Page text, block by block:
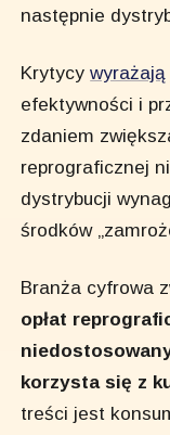
następnie
Krytycywyrażają
efektywności i
zdaniem
reprograficznej
dystrybucji
środków
Branża cyfrowa
opłat
korzysta się z
treści jest